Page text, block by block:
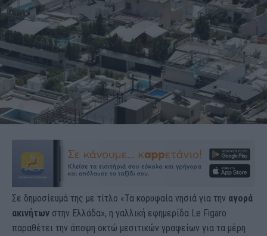
Σε δημοσίευμά της με τίτλο «Τα κορυφαία νησιά για την αγορά
ακινήτων στην Ελλάδα», η γαλλική εφημερίδα Le Figaro
παραθέτει την άποψη οκτώ μεσιτικών γραφείων για τα μέρη